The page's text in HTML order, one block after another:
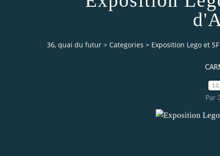
36, quai du futur > Categories > Exposition Lego et
Par